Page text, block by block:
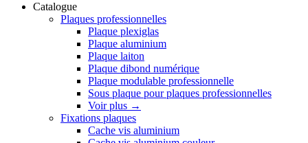
Catalogue
Plaques professionnelles
Plaque plexiglas
Plaque aluminium
Plaque laiton
Plaque dibond numérique
Plaque modulable professionnelle
Sous plaque pour plaques professionnelles
Voir plus →
Fixations plaques
Cache vis aluminium